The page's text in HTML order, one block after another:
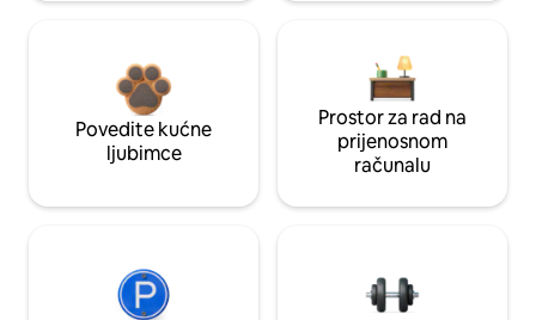
Povedite kućne
ljubimce
Prostor za rad na
prijenosnom
računalu